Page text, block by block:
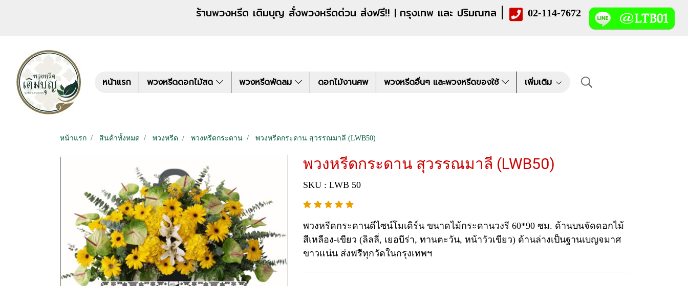
ร้านพวงหรีด เติมบุญ สั่งพวงหรีดด่วน ส่งฟรี!! | กรุงเทพ และ ปริมณฑล | 02-114-7672
หน้าแรก พวงหรีดดอกไม้สด พวงหรีดพัดลม ดอกไม้งานศพ พวงหรีดอื่นๆ และพวงหรีดของใช้ เพิ่มเติม
หน้าแรก สินค้าทั้งหมด พวงหรีด พวงหรีดกระดาน พวงหรีดกระดาน สุวรรณมาลี (LWB50)
พวงหรีดกระดาน สุวรรณมาลี (LWB50)
SKU : LWB 50
พวงหรีดกระดานดีไซน์โมเดิร์น ขนาดไม้กระดานวงรี 60*90 ซม. ด้านบนจัดดอกไม้
สีเหลือง-เขียว (ลิลลี่, เยอบีร่า, ทานตะวัน, หน้าวัวเขียว) ด้านล่างเป็นฐานเบญจมาศ
ขาวแน่น ส่งฟรีทุกวัดในกรุงเทพฯ